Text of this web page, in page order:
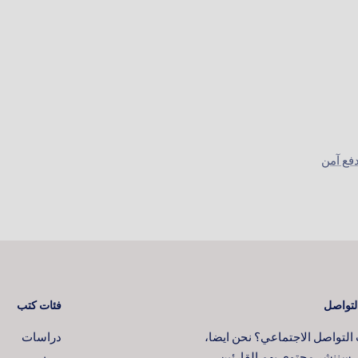
دفع آمن
الاجتماعي؟ نحن ايضا،
فئات كتب
دراسات